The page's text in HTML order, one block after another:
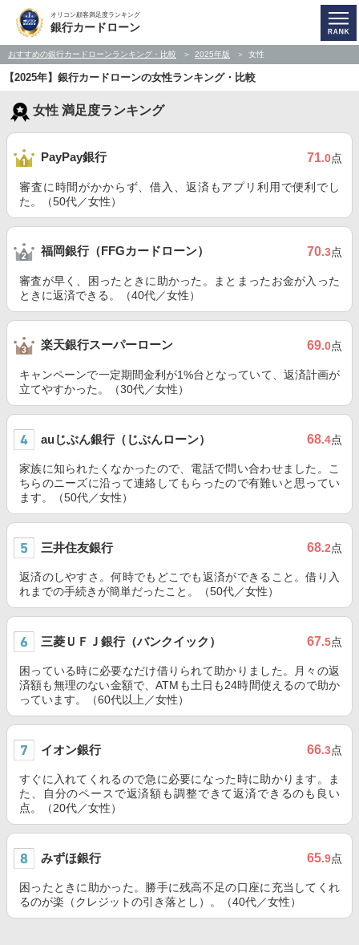
オリコン顧客満足度ランキング
銀行カードローン
おすすめの銀行カードローンランキング・比較 2025年版 女性
【2025年】銀行カードローンの女性ランキング・比較
女性 満足度ランキング
PayPay銀行 71.0点
審査に時間がかからず、借入、返済もアプリ利用で便利でし
た。（50代／女性）
福岡銀行（FFGカードローン） 70.3点
審査が早く、困ったときに助かった。まとまったお金が入った
ときに返済できる。（40代／女性）
楽天銀行スーパーローン 69.0点
キャンペーンで一定期間金利が1%台となっていて、返済計画が
立てやすかった。（30代／女性）
auじぶん銀行（じぶんローン） 68.4点
家族に知られたくなかったので、電話で問い合わせました。こ
ちらのニーズに沿って連絡してもらったので有難いと思ってい
ます。（50代／女性）
三井住友銀行 68.2点
返済のしやすさ。何時でもどこでも返済ができること。借り入
れまでの手続きが簡単だったこと。（50代／女性）
三菱ＵＦＪ銀行（バンクイック） 67.5点
困っている時に必要なだけ借りられて助かりました。月々の返
済額も無理のない金額で、ATMも土日も24時間使えるので助か
っています。（60代以上／女性）
イオン銀行 66.3点
すぐに入れてくれるので急に必要になった時に助かります。ま
た、自分のペースで返済額も調整できて返済できるのも良い
点。（20代／女性）
みずほ銀行 65.9点
困ったときに助かった。勝手に残高不足の口座に充当してくれ
るのが楽（クレジットの引き落とし）。（40代／女性）